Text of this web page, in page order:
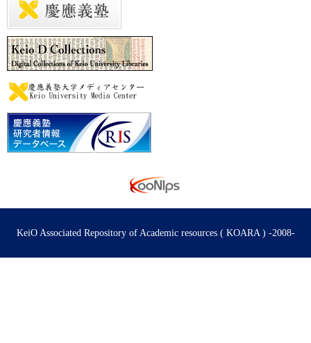
KeiO Associated Repository of Academic resources ( KOARA ) -2008-